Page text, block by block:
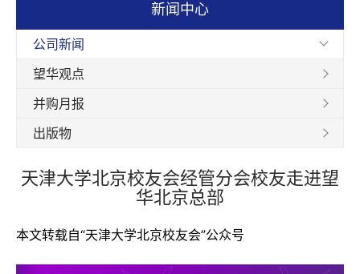
新闻中心
公司新闻
望华观点
并购月报
出版物
天津大学北京校友会经管分会校友走进望
华北京总部
本文转载自“天津大学北京校友会”公众号